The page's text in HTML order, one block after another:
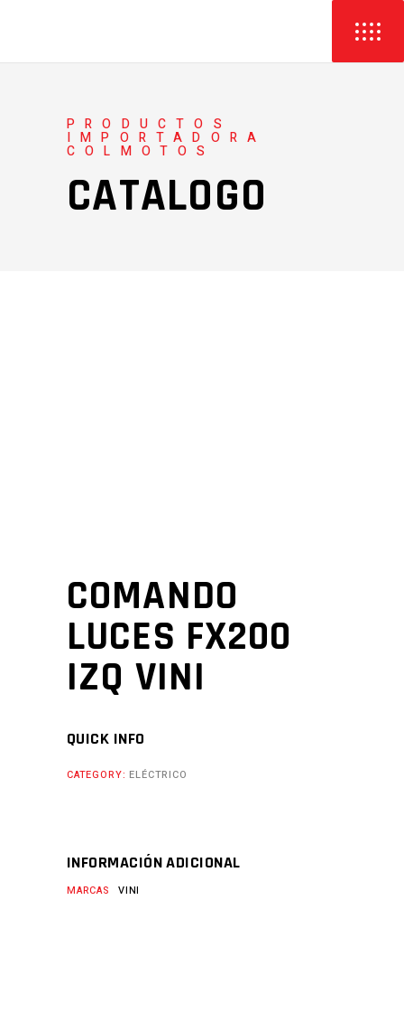
PRODUCTOS
IMPORTADORA
COLMOTOS
CATALOGO
COMANDO
LUCES FX200
IZQ VINI
QUICK INFO
CATEGORY: ELÉCTRICO
INFORMACIÓN ADICIONAL
MARCAS VINI